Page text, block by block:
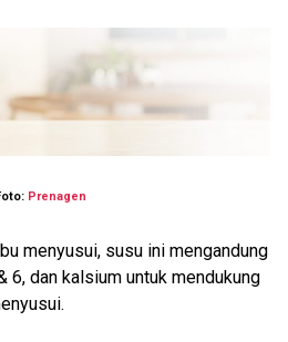
Prenagen
menyusui, susu ini mengandung
6, dan kalsium untuk mendukung